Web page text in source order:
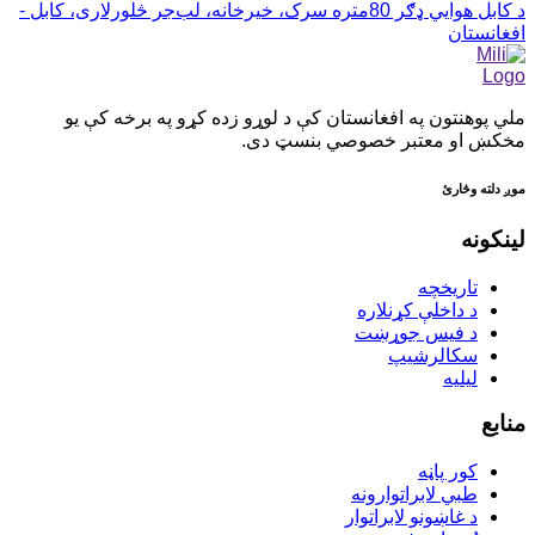
د کابل هوايي ډګر 80متره سرک، خيرخانه، لب‌جر څلورلاری، کابل -
افغانستان
ملي پوهنتون په افغانستان کې د لوړو زده کړو په برخه کې یو
مخکښ او معتبر خصوصي بنسټ دی.
موږ دلته وڅارئ
لینکونه
تاریخچه
د داخلې کړنلاره
د فیس جوړښت
سکالرشیپ
ليليه
منابع
کور پاڼه
طبي لابراتوارونه
د غاښونو لابراتوار